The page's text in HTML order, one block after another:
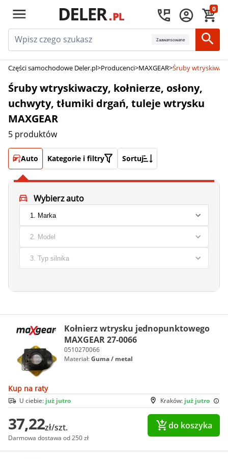
0
Zaawansowane
Części samochodowe Deler.pl>Producenci>MAXGEAR>Śruby
Śruby wtryskiwaczy, kołnierze, osłony,
uchwyty, tłumiki drgań, tuleje wtrysku
MAXGEAR
5 produktów
Auto Kategorie i filtry Sortuj
Wybierz auto
Kołnierz wtrysku jednopunktowego
MAXGEAR 27-0066
0510270066
Materiał:Guma / metal
Kup na raty
Kraków: już jutro
U ciebie: już jutro
37,22zł/szt.
Darmowa dostawa od 250 zł
do koszyka